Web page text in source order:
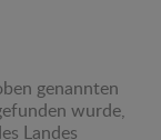
genannten
wurde,
Landes